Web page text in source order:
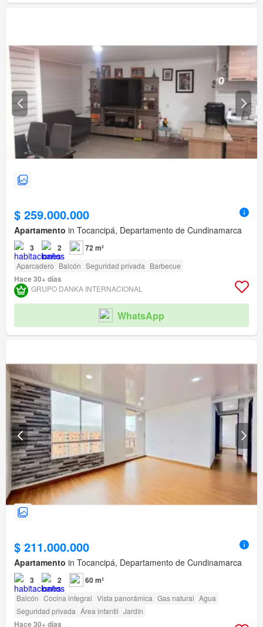
$ 259.000.000
Apartamento in Tocancipá, Departamento de Cundinamarca
3 2 72 m²
Aparcadero Balcón Seguridad privada Barbecue
Hace 30+ días
GRUPO DANKA INTERNACIONAL
WhatsApp
$ 211.000.000
Apartamento in Tocancipá, Departamento de Cundinamarca
3 2 60 m²
Balcón Cocina integral Vista panorámica Gas natural Agua
Seguridad privada Área infantil Jardín
Hace 30+ días